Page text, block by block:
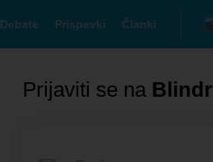
Debate Prispevki Članki
Prijaviti se na Blindr